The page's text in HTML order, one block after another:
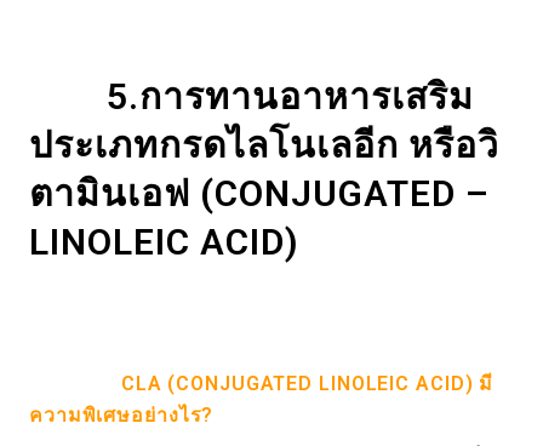
5.การทานอาหารเสริม
ประเภทกรดไลโนเลอีก หรือวิ
ตามินเอฟ (CONJUGATED –
LINOLEIC ACID)
CLA (CONJUGATED LINOLEIC ACID) มี
ความพิเศษอย่างไร?